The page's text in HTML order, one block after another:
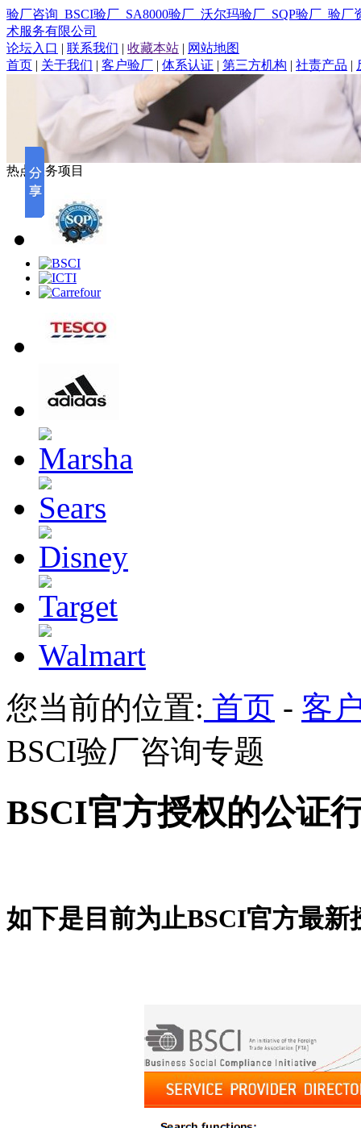
验厂咨询_BSCI验厂_SA8000验厂_沃尔玛验厂_SQP验厂_验
术服务有限公司
论坛入口 | 联系我们 | 收藏本站 | 网站地图
首页 | 关于我们 | 客户验厂 | 体系认证 | 第三方机构 | 社责产品 |
热点服务项目
您当前的位置: 首页 - 客
BSCI验厂咨询专题
BSCI官方授权的公证
如下是目前为止BSCI官方最新